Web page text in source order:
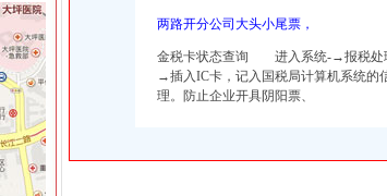
价走势图,青岛渝北江北机场二手房
-报名在线
业时间(图)-重庆美食-大众点
社区
两路开分公司大头小尾票，
金税卡状态查询 进入系统-→报税处
→插入IC卡，记入国税局计算机系统的
理。防止企业开具阴阳票、